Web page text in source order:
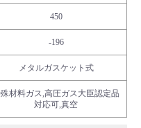
450
-196
メタルガスケット式
材料ガス,高圧ガス大臣認定品
対応可,真空